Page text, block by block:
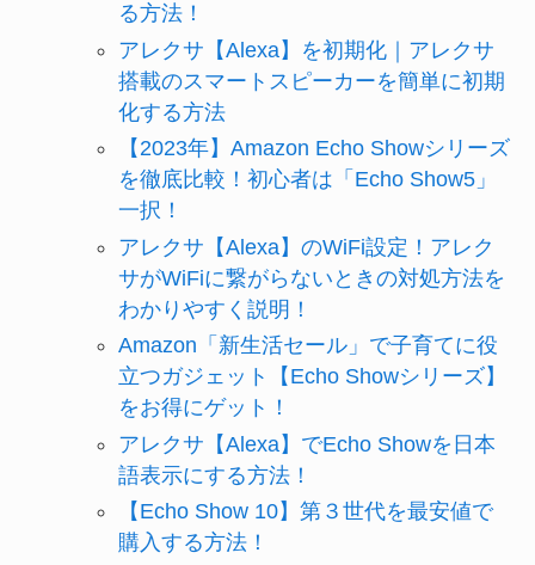
る方法！
アレクサ【Alexa】を初期化｜アレクサ
搭載のスマートスピーカーを簡単に初期
化する方法
【2023年】Amazon Echo Showシリーズ
を徹底比較！初心者は「Echo Show5」
一択！
アレクサ【Alexa】のWiFi設定！アレク
サがWiFiに繋がらないときの対処方法を
わかりやすく説明！
Amazon「新生活セール」で子育てに役
立つガジェット【Echo Showシリーズ】
をお得にゲット！
アレクサ【Alexa】でEcho Showを日本
語表示にする方法！
【Echo Show 10】第３世代を最安値で
購入する方法！